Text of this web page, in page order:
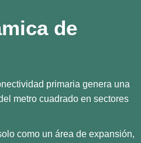
de
primaria genera una
metro cuadrado en sectores
como un área de expansión,